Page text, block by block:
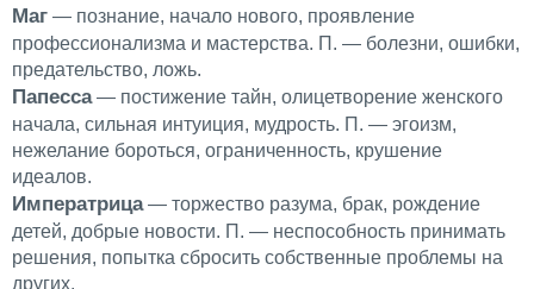
Maг — познание, начало нового, проявление
профессионализма и мастерства. П. — болезни, ошибки,
предательство, ложь.
Папесса— постижение тайн, олицетворение женского
начала, сильная интуиция, мудрость. П. — эгоизм,
нежелание бороться, ограниченность, крушение
идеалов.
Императрица— торжество разума, брак, рождение
детей, добрые новости. П. — неспособность принимать
решения, попытка сбросить собственные проблемы на
других.